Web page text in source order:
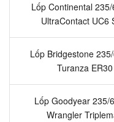
Lốp Continental
UltraContact UC6
Lốp Bridgestone
Turanza ER30
Lốp Goodyear 235/
Wrangler